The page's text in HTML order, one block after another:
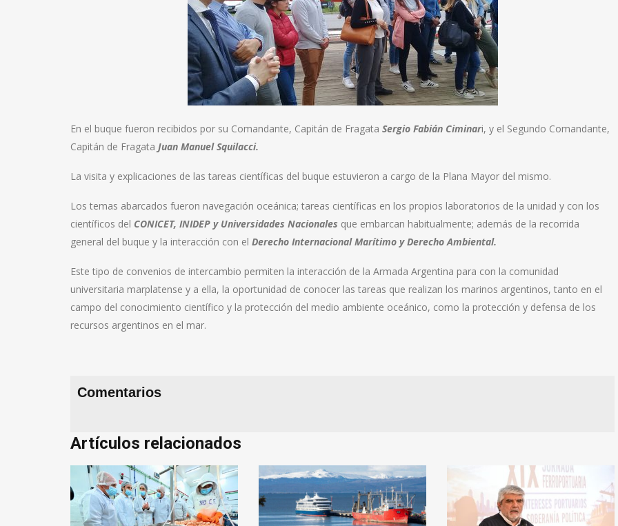
En el buque fueron recibidos por su Comandante, Capitán de Fragata Sergio Fabián Ciminari, y el Segundo Comandante,
Capitán de Fragata Juan Manuel Squilacci.
La visita y explicaciones de las tareas científicas del buque estuvieron a cargo de la Plana Mayor del mismo.
Los temas abarcados fueron navegación oceánica; tareas científicas en los propios laboratorios de la unidad y con los
científicos del CONICET, INIDEP y Universidades Nacionales que embarcan habitualmente; además de la recorrida
general del buque y la interacción con el Derecho Internacional Marítimo y Derecho Ambiental.
Este tipo de convenios de intercambio permiten la interacción de la Armada Argentina para con la comunidad
universitaria marplatense y a ella, la oportunidad de conocer las tareas que realizan los marinos argentinos, tanto en el
campo del conocimiento científico y la protección del medio ambiente oceánico, como la protección y defensa de los
recursos argentinos en el mar.
Comentarios
Artículos relacionados